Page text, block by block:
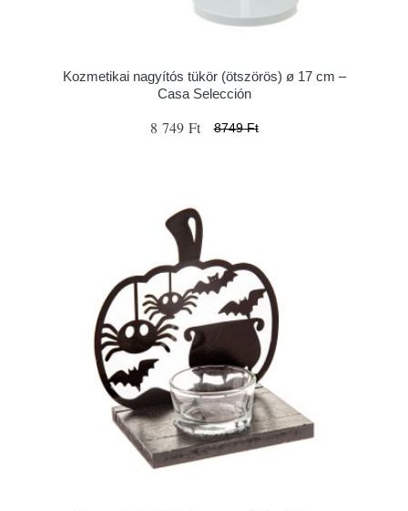
Kozmetikai nagyítós tükör (ötszörös) ø 17 cm –
Casa Selección
8 749 Ft 8749 Ft